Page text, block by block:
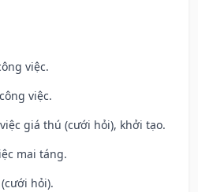
việc.
việc.
giá thú (cưới hỏi), khởi tạo.
mai táng.
hỏi).